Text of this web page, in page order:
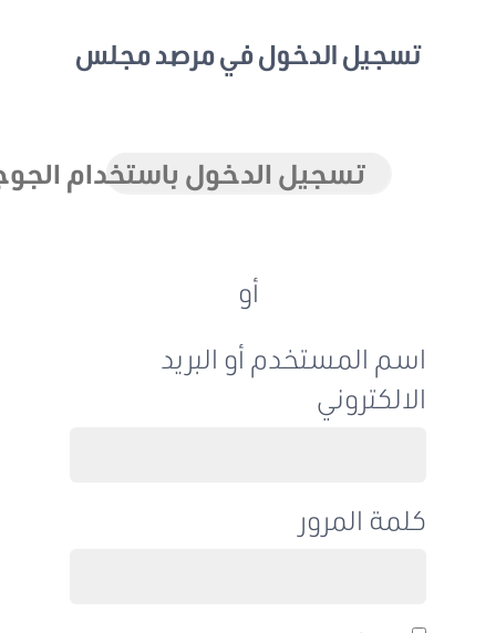
تسجيل الدخول في مرصد مجلس
تسجيل الدخول باستخدام الجوجل
اسم المستخدم أو البريد
الالكتروني
كلمة المرور